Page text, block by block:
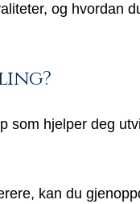
og hvordan
som hjelper deg
kan du